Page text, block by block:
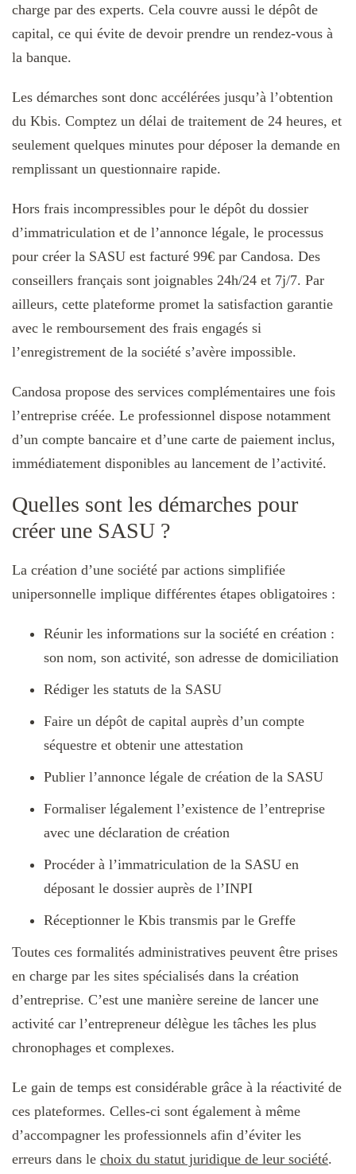
charge par des experts. Cela couvre aussi le dépôt de
capital, ce qui évite de devoir prendre un rendez-vous à
la banque.
Les démarches sont donc accélérées jusqu’à l’obtention
du Kbis. Comptez un délai de traitement de 24 heures, et
seulement quelques minutes pour déposer la demande en
remplissant un questionnaire rapide.
Hors frais incompressibles pour le dépôt du dossier
d’immatriculation et de l’annonce légale, le processus
pour créer la SASU est facturé 99€ par Candosa. Des
conseillers français sont joignables 24h/24 et 7j/7. Par
ailleurs, cette plateforme promet la satisfaction garantie
avec le remboursement des frais engagés si
l’enregistrement de la société s’avère impossible.
Candosa propose des services complémentaires une fois
l’entreprise créée. Le professionnel dispose notamment
d’un compte bancaire et d’une carte de paiement inclus,
immédiatement disponibles au lancement de l’activité.
Quelles sont les démarches pour
créer une SASU ?
La création d’une société par actions simplifiée
unipersonnelle implique différentes étapes obligatoires :
Réunir les informations sur la société en création :
son nom, son activité, son adresse de domiciliation
Rédiger les statuts de la SASU
Faire un dépôt de capital auprès d’un compte
séquestre et obtenir une attestation
Publier l’annonce légale de création de la SASU
Formaliser légalement l’existence de l’entreprise
avec une déclaration de création
Procéder à l’immatriculation de la SASU en
déposant le dossier auprès de l’INPI
Réceptionner le Kbis transmis par le Greffe
Toutes ces formalités administratives peuvent être prises
en charge par les sites spécialisés dans la création
d’entreprise. C’est une manière sereine de lancer une
activité car l’entrepreneur délègue les tâches les plus
chronophages et complexes.
Le gain de temps est considérable grâce à la réactivité de
ces plateformes. Celles-ci sont également à même
d’accompagner les professionnels afin d’éviter les
erreurs dans le choix du statut juridique de leur société.